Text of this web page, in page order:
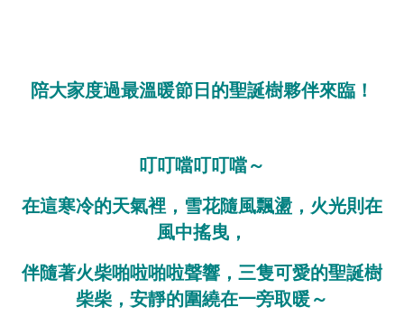
陪大家度過最溫暖節日的聖誕樹夥伴來臨！
叮叮噹叮叮噹～
在這寒冷的天氣裡，雪花隨風飄盪，火光則在
風中搖曳，
伴隨著火柴啪啦啪啦聲響，三隻可愛的聖誕樹
柴柴，安靜的圍繞在一旁取暖～